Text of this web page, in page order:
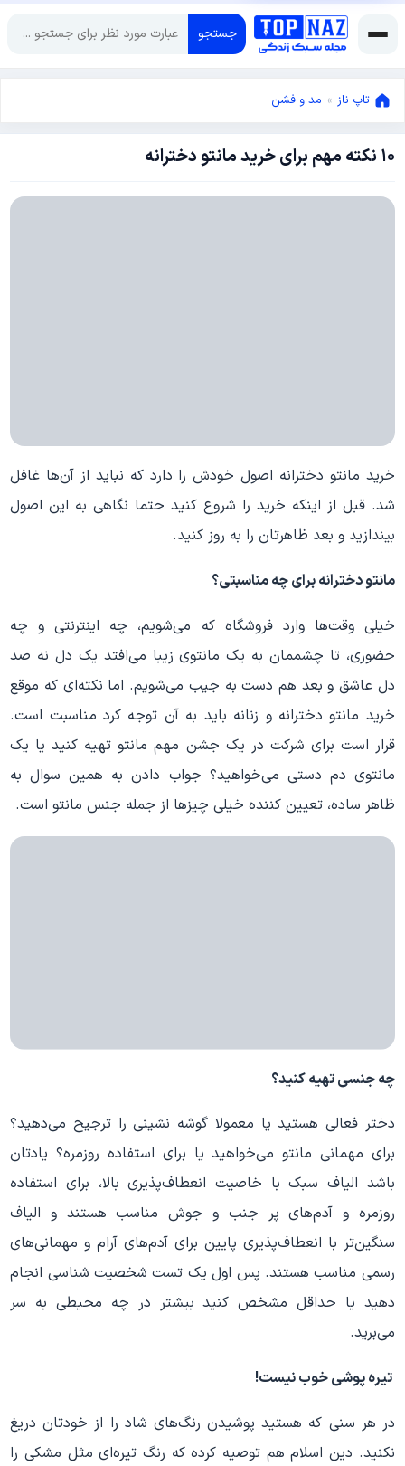
جستجو
تاپ ناز » مد و فشن
۱۰ نکته مهم برای خرید مانتو دخترانه
آگوست
2017
خرید مانتو دخترانه اصول خودش را دارد که نباید از آن‌ها غافل
شد. قبل از اینکه خرید را شروع کنید حتما نگاهی به این اصول
بیندازید و بعد ظاهرتان را به روز کنید.
مانتو دخترانه برای چه مناسبتی؟
خیلی وقت‌ها وارد فروشگاه که می‌شویم، چه اینترنتی و چه
حضوری، تا چشممان به یک مانتوی زیبا می‌افتد یک دل نه صد
دل عاشق و بعد هم دست به جیب می‌شویم. اما نکته‌ای که موقع
خرید مانتو دخترانه و زنانه باید به آن توجه کرد مناسبت است.
قرار است برای شرکت در یک جشن مهم مانتو تهیه کنید یا یک
مانتوی دم دستی می‌خواهید؟ جواب دادن به همین سوال به
ظاهر ساده، تعیین کننده خیلی چیزها از جمله جنس مانتو است.
چه جنسی تهیه کنید؟
دختر فعالی هستید یا معمولا گوشه نشینی را ترجیح می‌دهید؟
برای مهمانی مانتو می‌خواهید یا برای استفاده روزمره؟ یادتان
باشد الیاف سبک با خاصیت انعطاف‌پذیری بالا، برای استفاده
روزمره و آدم‌های پر جنب و جوش مناسب هستند و الیاف
سنگین‌تر با انعطاف‌پذیری پایین برای آدم‌های آرام و مهمانی‌های
رسمی مناسب هستند. پس اول یک تست شخصیت شناسی انجام
دهید یا حداقل مشخص کنید بیشتر در چه محیطی به سر
می‌برید.
تیره پوشی خوب نیست!
در هر سنی که هستید پوشیدن رنگ‌های شاد را از خودتان دریغ
نکنید. دین اسلام هم توصیه کرده که رنگ‌ تیره‌ای مثل مشکی را